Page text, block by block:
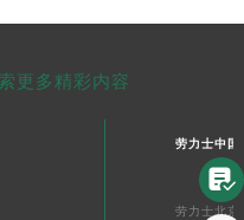
更多精彩内容
劳力士中国
劳力士北京
